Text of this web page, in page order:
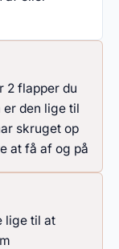
2 flapper du
den lige til
skruget op
at få af og på
lige til at